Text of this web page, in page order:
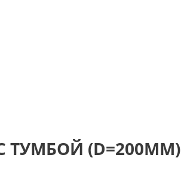
(D=200ММ)